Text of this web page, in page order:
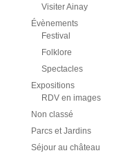
Visiter Ainay
Évènements
Festival
Folklore
Spectacles
Expositions
RDV en images
Non classé
Parcs et Jardins
Séjour au château